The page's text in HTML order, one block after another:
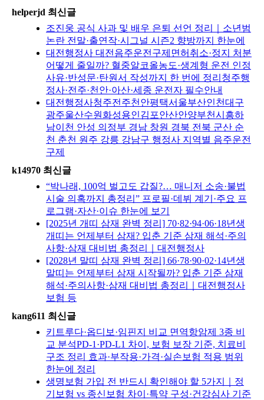
helperjd 최신글
조진웅 공식 사과 및 배우 은퇴 선언 정리｜소년범
논란 전말·출연작·시그널 시즌2 향방까지 한눈에
대전행정사 대전음주운전구제면허취소·정지 처분
어떻게 줄일까? 혈중알코올농도·생계형 운전 인정
사유·반성문·탄원서 작성까지 한 번에 정리청주행
정사·전주·천안·아산·세종 운전자 필수안내
대전행정사청주전주천안평택서울부산인천대구
광주울산수원화성용인김포안산안양부천시흥하
남이천 안성 의정부 경남 창원 경북 전북 군산 순
천 춘천 원주 강릉 강남구 행정사 지역별 음주운전
구제
k14970 최신글
“박나래, 100억 벌고도 갑질?… 매니저 소송·불법
시술 의혹까지 총정리” 프로필·데뷔 계기·주요 프
로그램·자산·이슈 한눈에 보기
[2025년 개띠 삼재 완벽 정리] 70·82·94·06·18년생
개띠는 언제부터 삼재? 입춘 기준 삼재 해석·주의
사항·삼재 대비법 총정리｜대전행정사
[2028년 말띠 삼재 완벽 정리] 66·78·90·02·14년생
말띠는 언제부터 삼재 시작될까? 입춘 기준 삼재
해석·주의사항·삼재 대비법 총정리｜대전행정사
보험 등
kang611 최신글
키트루다·옵디보·임핀지 비교 면역항암제 3종 비
교 분석PD-1·PD-L1 차이, 보험 보장 기준, 치료비
구조 정리 효과·부작용·가격·실손보험 적용 범위
한눈에 정리
생명보험 가입 전 반드시 확인해야 할 5가지｜정
기보험 vs 종신보험 차이·특약 구성·건강심사 기준